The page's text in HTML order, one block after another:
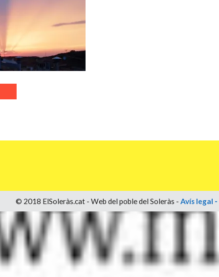
© 2018 ElSoleràs.cat - Web del poble del Soleràs - Avís legal -